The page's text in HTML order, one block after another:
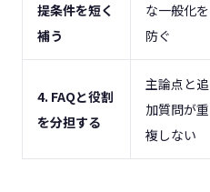
提条件を短く
補う
な一般化を
防ぐ
4. FAQと役割
を分担する
主論点と追
加質問が重
複しない